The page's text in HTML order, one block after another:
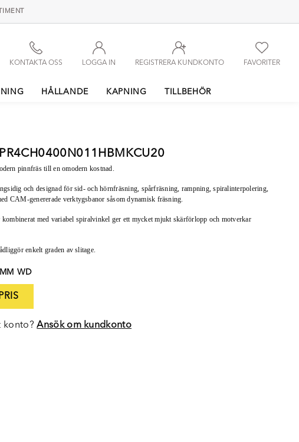
FAVORITER
REGISTRERA KUNDKONTO
LOGGA IN
KONTAKTA OSS
HÅLLANDE KAPNING TILLBEHÖR
pinnfräs till en omodern kostnad.
och designad för sid- och hörnfräsning, spårfräsning, rampning, spiralinterpolering,
CAM-genererade verktygsbanor såsom dynamisk fräsning.
med variabel spiralvinkel ger ett mycket mjukt skärförlopp och motverkar
enkelt graden av slitage.
WD
konto?Ansök om kundkonto